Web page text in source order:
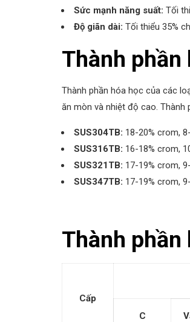
Sức mạnh năng suất: Tối
Độ giãn dài: Tối thiểu 35%
Thành phần
Thành phần hóa học của các
ăn mòn và nhiệt độ cao. Thành
SUS304TB: 18-20% crom,
SUS316TB: 16-18% crom,
SUS321TB: 17-19% crom,
SUS347TB: 17-19% crom,
Thành phần
Cấp
C